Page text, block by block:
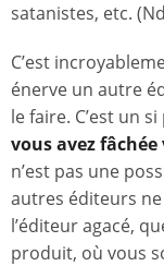
satanistes, etc.
C’est
énerve un autre
le faire. C’est un
vous avez
n’est pas une
autres éditeurs
l’éditeur agacé,
produit, où vous